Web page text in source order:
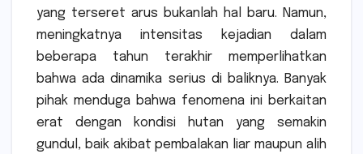
yang terseret arus bukanlah hal baru. Namun,
meningkatnya intensitas kejadian dalam
beberapa tahun terakhir memperlihatkan
bahwa ada dinamika serius di baliknya. Banyak
pihak menduga bahwa fenomena ini berkaitan
erat dengan kondisi hutan yang semakin
gundul, baik akibat pembalakan liar maupun alih